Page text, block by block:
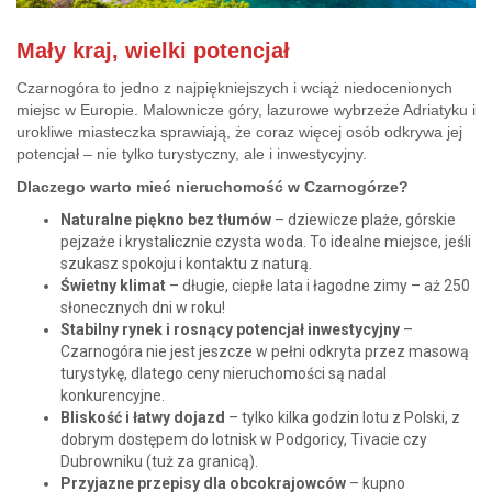
Mały kraj, wielki potencjał
Czarnogóra to jedno z najpiękniejszych i wciąż niedocenionych
miejsc w Europie. Malownicze góry, lazurowe wybrzeże Adriatyku i
urokliwe miasteczka sprawiają, że coraz więcej osób odkrywa jej
potencjał – nie tylko turystyczny, ale i inwestycyjny.
Dlaczego warto mieć nieruchomość w Czarnogórze?
Naturalne piękno bez tłumów – dziewicze plaże, górskie
pejzaże i krystalicznie czysta woda. To idealne miejsce, jeśli
szukasz spokoju i kontaktu z naturą.
Świetny klimat – długie, ciepłe lata i łagodne zimy – aż 250
słonecznych dni w roku!
Stabilny rynek i rosnący potencjał inwestycyjny –
Czarnogóra nie jest jeszcze w pełni odkryta przez masową
turystykę, dlatego ceny nieruchomości są nadal
konkurencyjne.
Bliskość i łatwy dojazd – tylko kilka godzin lotu z Polski, z
dobrym dostępem do lotnisk w Podgoricy, Tivacie czy
Dubrowniku (tuż za granicą).
Przyjazne przepisy dla obcokrajowców – kupno